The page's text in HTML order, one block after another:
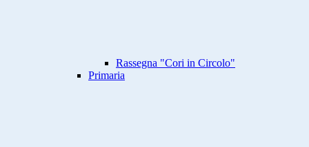
Rassegna "Cori in Circolo"
Primaria